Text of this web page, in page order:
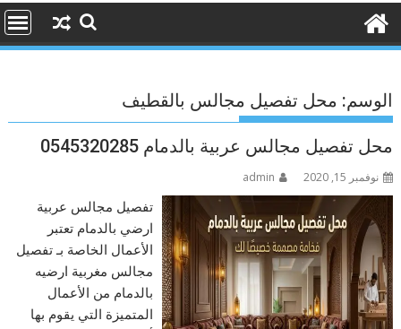
الوسم: محل تفصيل مجالس بالقطيف
محل تفصيل مجالس عربية بالدمام 0545320285
نوفمبر 15, 2020 admin
تفصيل مجالس عربية
ارضي بالدمام تعتبر
الأعمال الخاصة بـ تفصيل
مجالس مغربية ارضيه
بالدمام من الأعمال
المتميزة التي يقوم بها